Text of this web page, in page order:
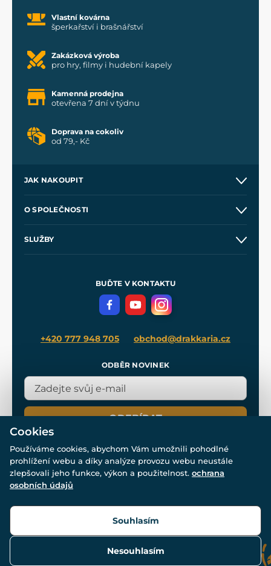
Vlastní kovárna
šperkařství i brašnářství
Zakázková výroba
pro hry, filmy i hudební kapely
Kamenná prodejna
otevřena 7 dní v týdnu
Doprava na cokoliv
od 79,- Kč
JAK NAKOUPIT
Velkoobchod
O SPOLEČNOSTI
SLUŽBY
Meče pro Kingdom Come
BUĎTE V KONTAKTU
+420 777 948 705 obchod@drakkaria.cz
ODBĚR NOVINEK
ODEBÍRAT
© Všechna práva vyhrazena. www.drakkaria.cz 2007-2026.
Cookies
Používáme cookies, abychom Vám umožnili pohodlné
prohlížení webu a díky analýze provozu webu neustále
zlepšovali jeho funkce, výkon a použitelnost. ochrana
osobních údajů
Nesouhlasím
Souhlasím